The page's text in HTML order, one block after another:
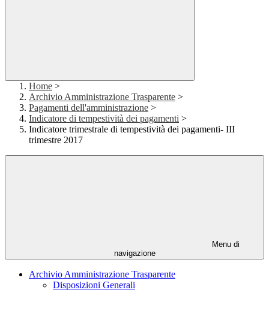
Home >
Archivio Amministrazione Trasparente >
Pagamenti dell'amministrazione >
Indicatore di tempestività dei pagamenti >
Indicatore trimestrale di tempestività dei pagamenti- III
trimestre 2017
Menu di
navigazione
Archivio Amministrazione Trasparente
Disposizioni Generali